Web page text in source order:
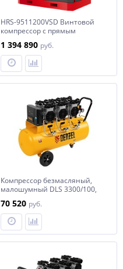
HRS-9511200VSD Винтовой
компрессор с прямым
мин, 10 бар, 75 кВт
1 394 890 руб.
Компрессор безмасляный,
малошумный DLS 3300/100,
мин ,блок управления//
Denzel
70 520 руб.